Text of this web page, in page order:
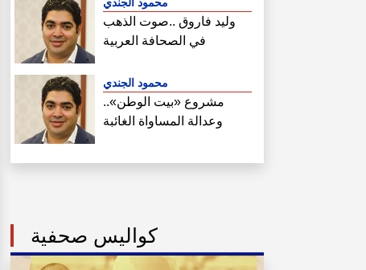
محمود الجندي
وليد فاروق ..صوت الذهب
في الصحافة العربية
محمود الجندي
مشروع «بيت الوطن»..
وعدالة المساواة الغائبة
كواليس صحفية